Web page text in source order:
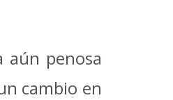
aún penosa
cambio en